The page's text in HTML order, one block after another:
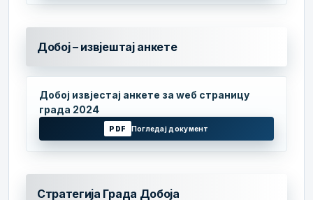
Добој – извјештај анкете
Добој извјестај анкете за wеб страницу
града 2024
PDF Погледај документ
Стратегија Града Добоја